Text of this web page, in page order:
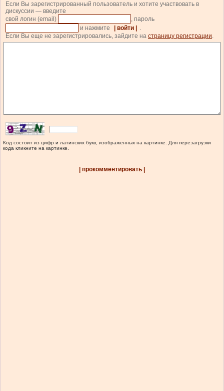
Если Вы зарегистрированный пользователь и хотите участвовать в
дискуссии — введите
свой логин (email)
, пароль
и нажмите
| войти |
.
Если Вы еще не зарегистрировались, зайдите на страницу регистрации.
Код состоит из цифр и латинских букв, изображенных на картинке. Для перезагрузки
кода кликните на картинке.
| прокомментировать |